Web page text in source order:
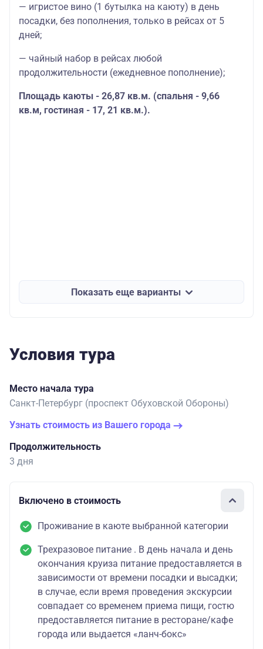
— игристое вино (1 бутылка на каюту) в день
посадки, без пополнения, только в рейсах от 5
дней;
— чайный набор в рейсах любой
продолжительности (ежедневное пополнение);
Площадь каюты - 26,87 кв.м. (спальня - 9,66
кв.м, гостиная - 17, 21 кв.м.).
Показать еще варианты
Условия тура
Место начала тура
Санкт-Петербург (проспект Обуховской Обороны)
Узнать стоимость из Вашего города
Продолжительность
3 дня
Включено в стоимость
Проживание в каюте выбранной категории
Трехразовое питание . В день начала и день
окончания круиза питание предоставляется в
зависимости от времени посадки и высадки;
в случае, если время проведения экскурсии
совпадает со временем приема пищи, гостю
предоставляется питание в ресторане/кафе
города или выдается «ланч-бокс»